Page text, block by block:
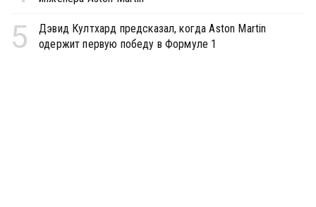
5
Дэвид Култхард предсказал, когда Aston Martin
одержит первую победу в Формуле 1